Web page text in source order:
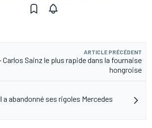
ARTICLE PRÉCÉDENT
Carlos Sainz le plus rapide dans la fournaise
hongroise
a abandonné ses rigoles Mercedes